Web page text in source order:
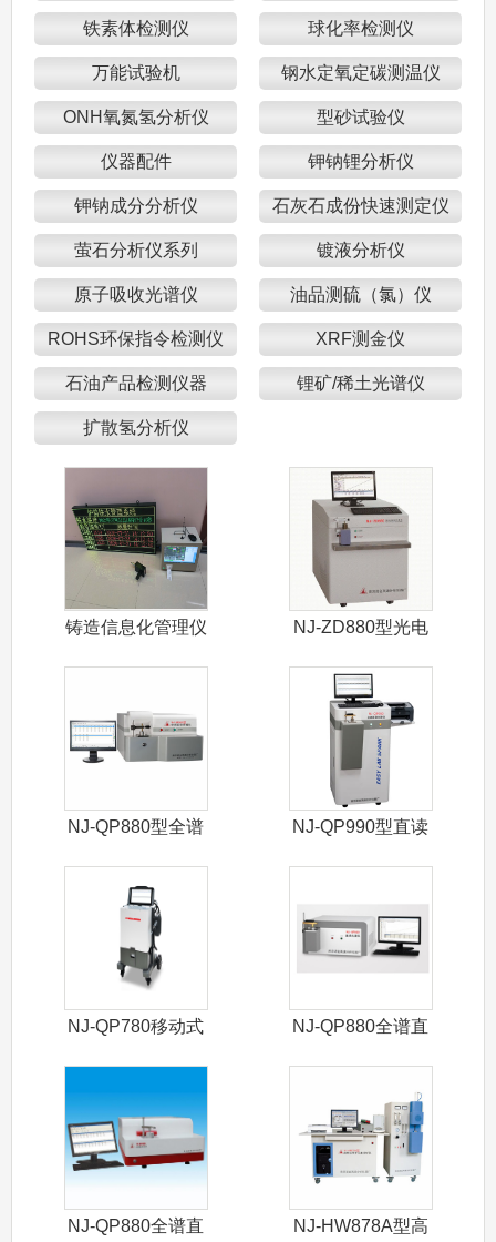
铁素体检测仪 球化率检测仪
万能试验机 钢水定氧定碳测温仪
ONH氧氮氢分析仪 型砂试验仪
仪器配件 钾钠锂分析仪
钾钠成分分析仪 石灰石成份快速测定仪
萤石分析仪系列 镀液分析仪
原子吸收光谱仪 油品测硫（氯）仪
ROHS环保指令检测仪 XRF测金仪
石油产品检测仪器 锂矿/稀土光谱仪
扩散氢分析仪
铸造信息化管理仪
NJ-ZD880型光电
NJ-QP880型全谱
NJ-QP990型直读
NJ-QP780移动式
NJ-QP880全谱直
NJ-QP880全谱直
NJ-HW878A型高